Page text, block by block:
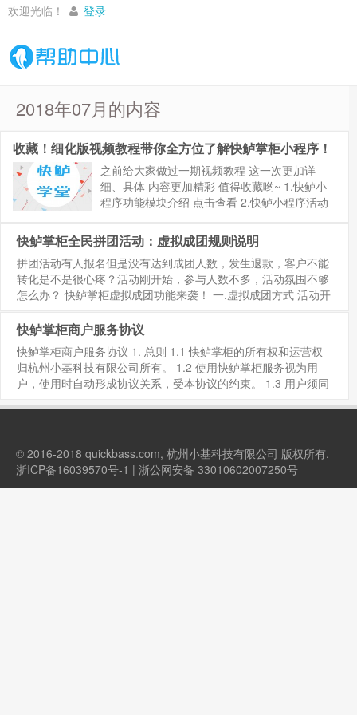
欢迎光临！ 登录
2018年07月的内容
收藏！细化版视频教程带你全方位了解快鲈掌柜小程序！
之前给大家做过一期视频教程 这一次更加详
细、具体 内容更加精彩 值得收藏哟~ 1.快鲈小
程序功能模块介绍 点击查看 2.快鲈小程序活动
查看 4.如何快速找到快鲈小程序 点击查看 5.注
册快鲈掌...
快鲈掌柜全民拼团活动：虚拟成团规则说明
拼团活动有人报名但是没有达到成团人数，发生退款，客户不能
转化是不是很心疼？活动刚开始，参与人数不多，活动氛围不够
怎么办？ 快鲈掌柜虚拟成团功能来袭！ 一.虚拟成团方式 活动开
人，直至...
快鲈掌柜商户服务协议
快鲈掌柜商户服务协议 1. 总则 1.1 快鲈掌柜的所有权和运营权
归杭州小基科技有限公司所有。 1.2 使用快鲈掌柜服务视为用
户，使用时自动形成协议关系，受本协议的约束。 1.3 用户须同
© 2016-2018 quickbass.com, 杭州小基科技有限公司 版权所有.
浙ICP备16039570号-1 | 浙公网安备 33010602007250号